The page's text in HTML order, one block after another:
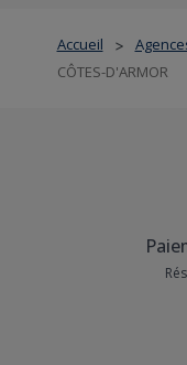
Accueil >
CÔTES-D'ARMOR